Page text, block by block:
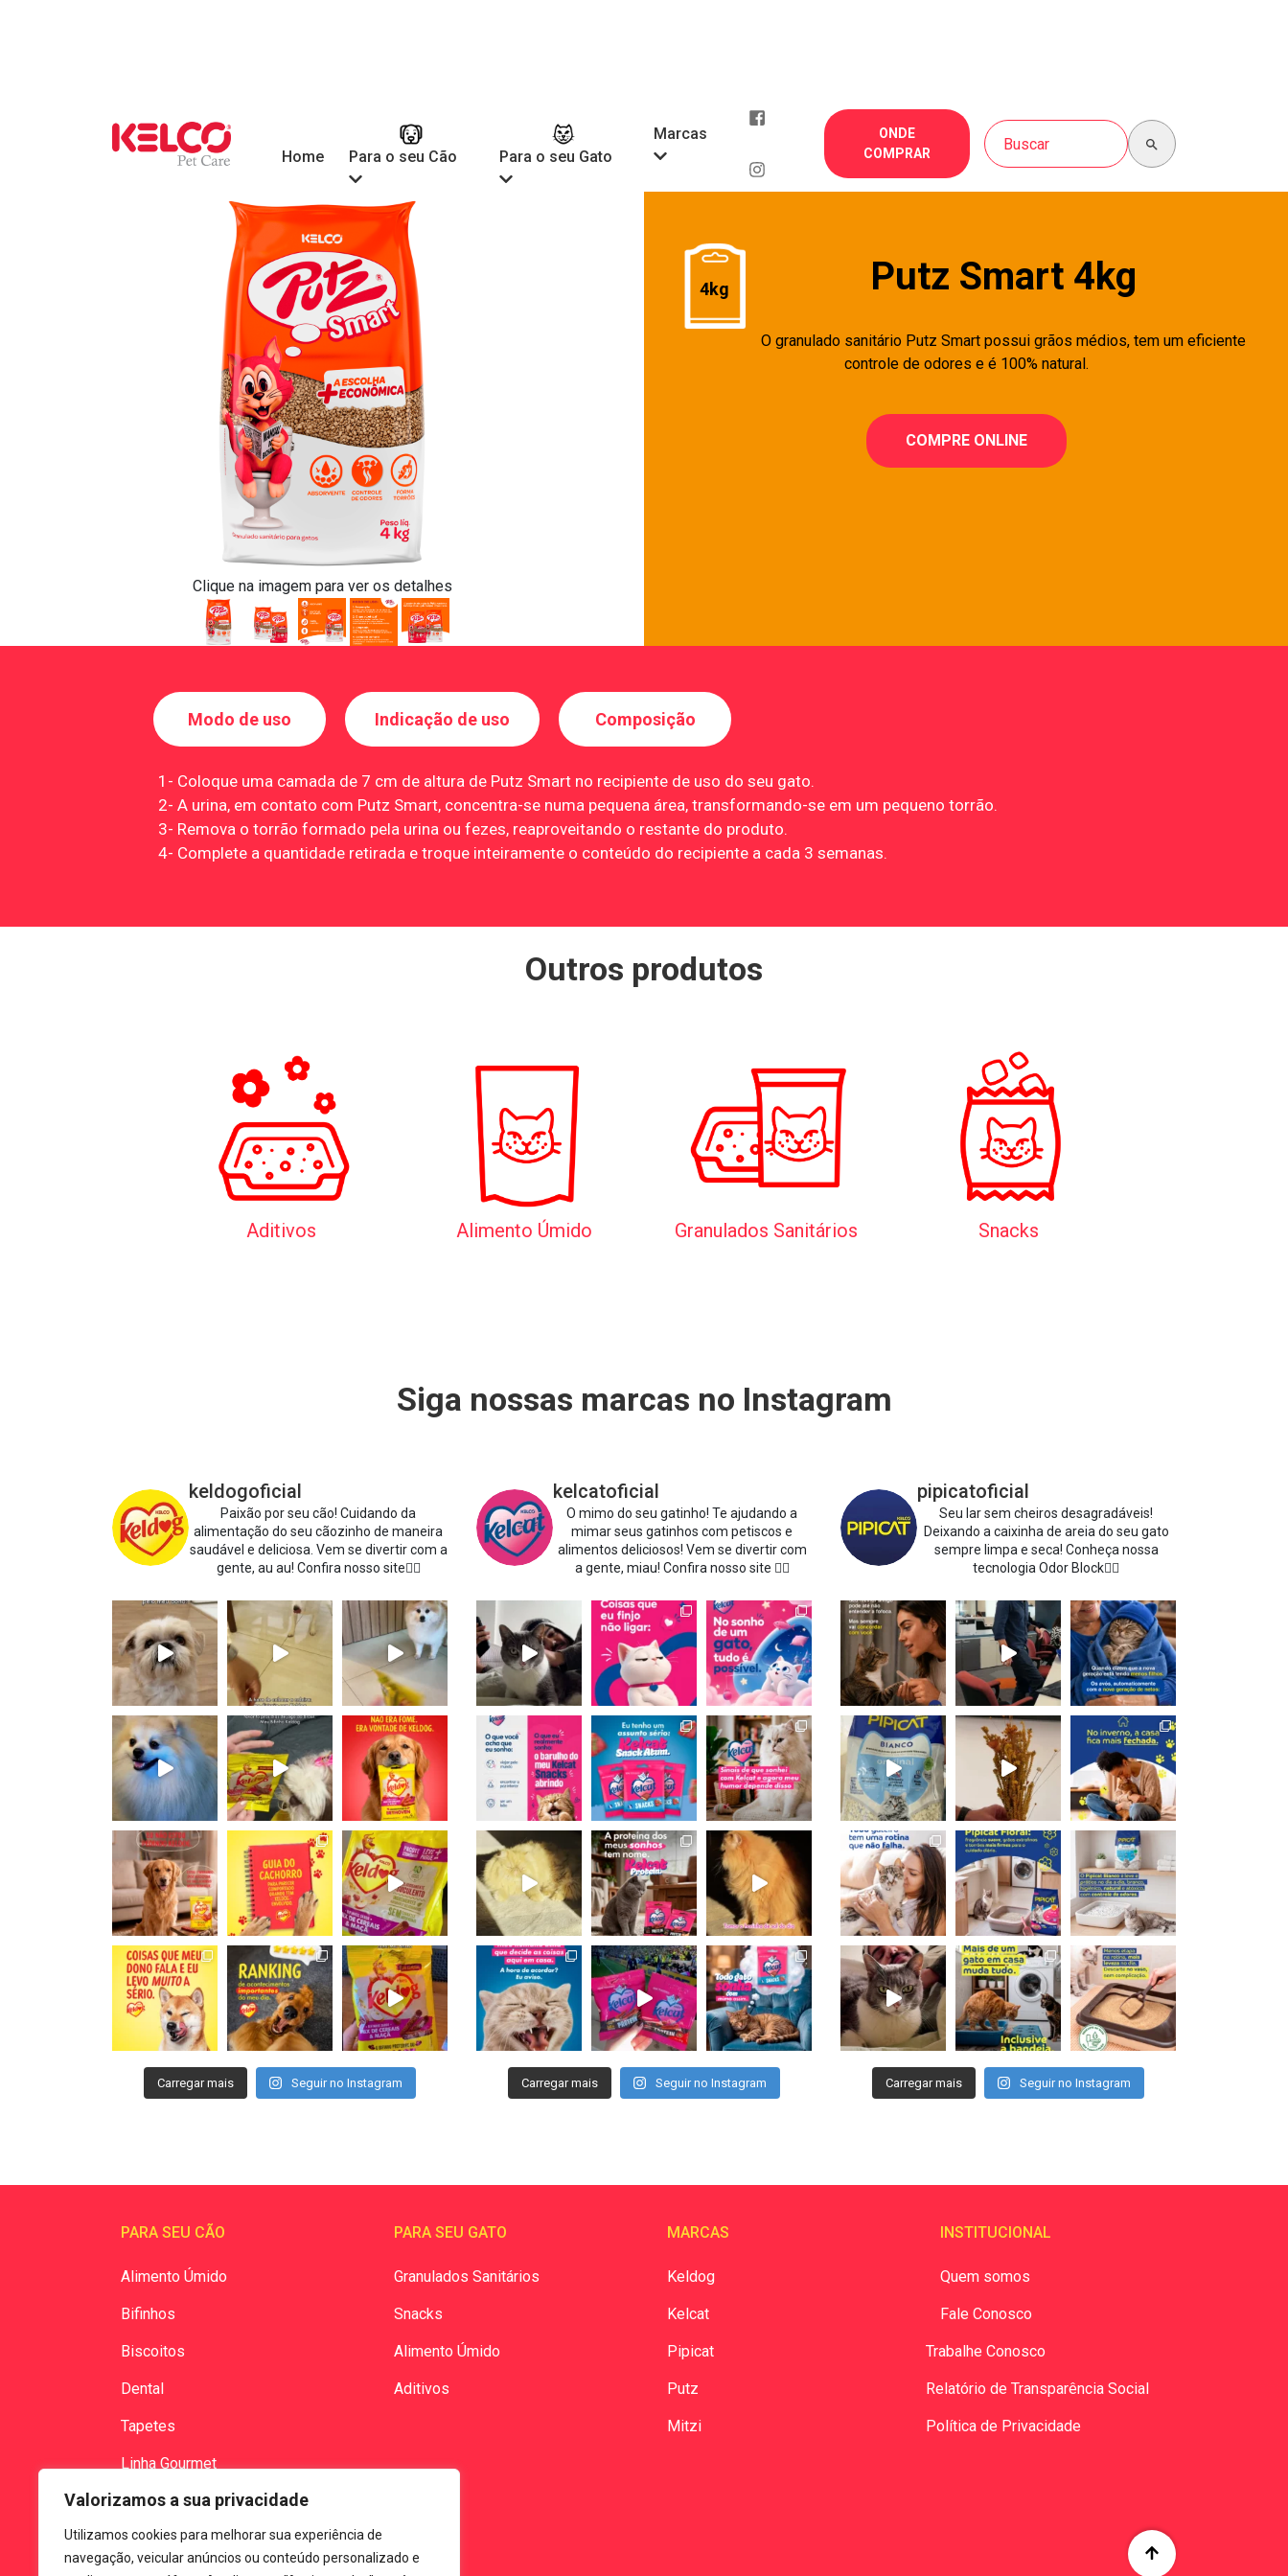
Valorizamos a sua privacidade
Utilizamos cookies para melhorar sua experiência de
navegação, veicular anúncios ou conteúdo personalizado e
Home Para o seu Cão Para o seu Gato
Marcas
ONDE
COMPRAR
Buscar no site
Clique na imagem para ver os detalhes
4kg Putz Smart 4kg
O granulado sanitário Putz Smart possui grãos médios, tem um eficiente
controle de odores e é 100% natural.
COMPRE ONLINE
Modo de uso Indicação de uso Composição
1- Coloque uma camada de 7 cm de altura de Putz Smart no recipiente de uso do seu gato.
2- A urina, em contato com Putz Smart, concentra-se numa pequena área, transformando-se em um pequeno torrão.
3- Remova o torrão formado pela urina ou fezes, reaproveitando o restante do produto.
4- Complete a quantidade retirada e troque inteiramente o conteúdo do recipiente a cada 3 semanas.
Outros produtos
Aditivos Alimento Úmido Granulados Sanitários Snacks
Siga nossas marcas no Instagram
keldogoficial
Paixão por seu cão! Cuidando da
alimentação do seu cãozinho de maneira
saudável e deliciosa. Vem se divertir com a
gente, au au! Confira nosso site👇🏻
Carregar mais Seguir no Instagram
kelcatoficial
O mimo do seu gatinho! Te ajudando a
mimar seus gatinhos com petiscos e
alimentos deliciosos! Vem se divertir com
a gente, miau! Confira nosso site 👇🏻
Carregar mais Seguir no Instagram
pipicatoficial
Seu lar sem cheiros desagradáveis!
Deixando a caixinha de areia do seu gato
sempre limpa e seca! Conheça nossa
tecnologia Odor Block👇🏻
Carregar mais Seguir no Instagram
PARA SEU CÃO
Alimento Úmido
Bifinhos
Biscoitos
Dental
Tapetes
Linha Gourmet
PARA SEU GATO
Granulados Sanitários
Snacks
Alimento Úmido
Aditivos
MARCAS
Keldog
Kelcat
Pipicat
Putz
Mitzi
INSTITUCIONAL
Quem somos
Fale Conosco
Trabalhe Conosco
Relatório de Transparência Social
Política de Privacidade